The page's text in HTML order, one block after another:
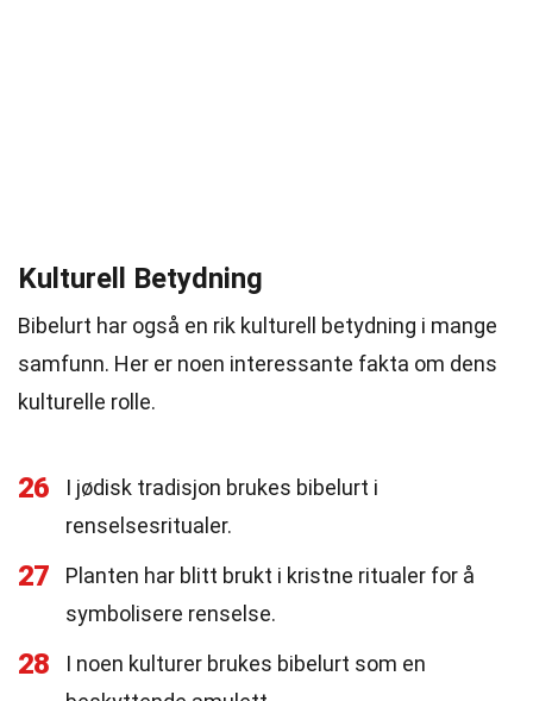
Kulturell Betydning
Bibelurt har også en rik kulturell betydning i mange
samfunn. Her er noen interessante fakta om dens
kulturelle rolle.
26
I jødisk tradisjon brukes bibelurt i
renselsesritualer.
27
Planten har blitt brukt i kristne ritualer for å
symbolisere renselse.
28
I noen kulturer brukes bibelurt som en